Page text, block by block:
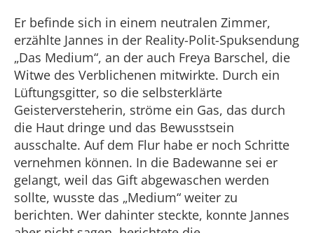
Er befinde sich in einem neutralen Zimmer,
erzählte Jannes in der Reality-Polit-Spuksendung
„Das Medium“, an der auch Freya Barschel, die
Witwe des Verblichenen mitwirkte. Durch ein
Lüftungsgitter, so die selbsterklärte
Geisterversteherin, ströme ein Gas, das durch
die Haut dringe und das Bewusstsein
ausschalte. Auf dem Flur habe er noch Schritte
vernehmen können. In die Badewanne sei er
gelangt, weil das Gift abgewaschen werden
sollte, wusste das „Medium“ weiter zu
berichten. Wer dahinter steckte, konnte Jannes